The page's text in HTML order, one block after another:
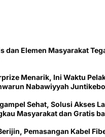
dan Elemen Masyarakat
Menarik, Ini Waktu
Nabawiyyah
Sehat, Solusi Akses
Masyarakat dan Gratis
Pemasangan Kabel